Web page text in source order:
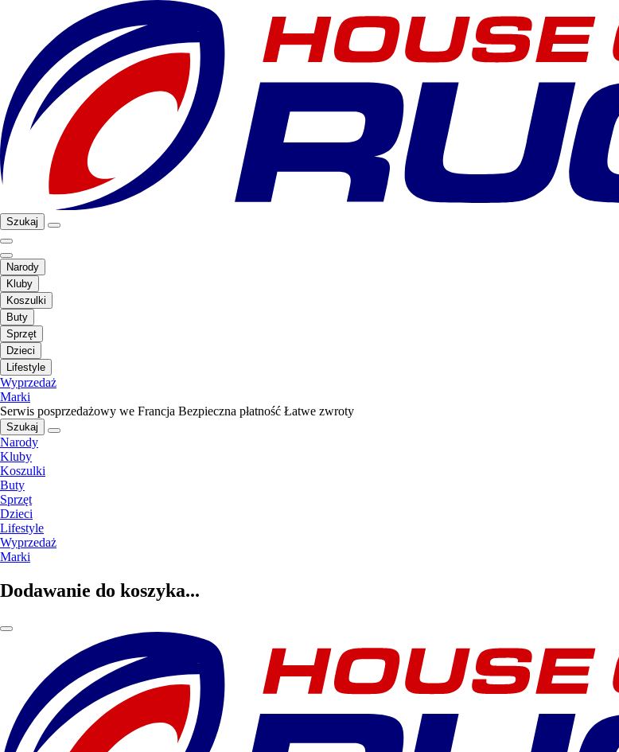
Szukaj
Narody
Kluby
Koszulki
Buty
Sprzęt
Dzieci
Lifestyle
Wyprzedaż
Marki
Serwis posprzedażowy we Francja Bezpieczna płatność Łatwe zwroty
Szukaj
Narody
Kluby
Koszulki
Buty
Sprzęt
Dzieci
Lifestyle
Wyprzedaż
Marki
Dodawanie do koszyka...